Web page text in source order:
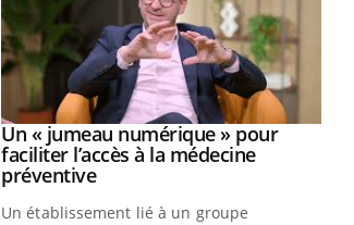
Youtube
Un « jumeau numérique » pour
faciliter l’accès à la médecine
préventiveYoutube
Un établissement lié à un groupe